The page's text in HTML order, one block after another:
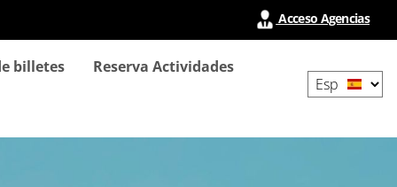
Acceso Agencias
billetes
Reserva Actividades
your